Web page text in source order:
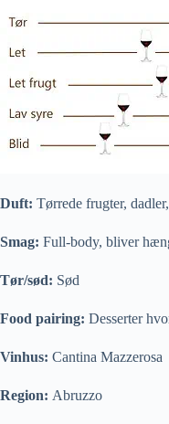
Duft: Tørrede frugter,
Smag: Full-body, bliver
Tør/sød: Sød
Food pairing: Desserter
Vinhus: Cantina Mazzerosa
Region: Abruzzo